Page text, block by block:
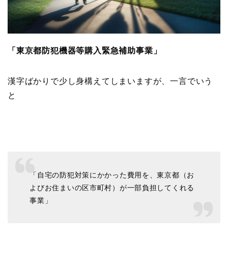
「東京都防犯機器等購入緊急補助事業」
漢字ばかりで少し身構えてしまいますが、一言でいう
と
「自宅の防犯対策にかかった費用を、東京都（お
よびお住まいの区市町村）が一部負担してくれる
事業」